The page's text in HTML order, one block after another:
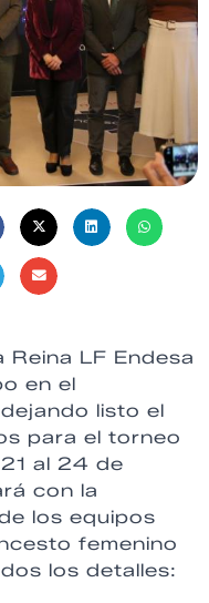
LF Endesa
en el
listo el
para el torneo
al 24 de
con la
los equipos
femenino
los detalles: